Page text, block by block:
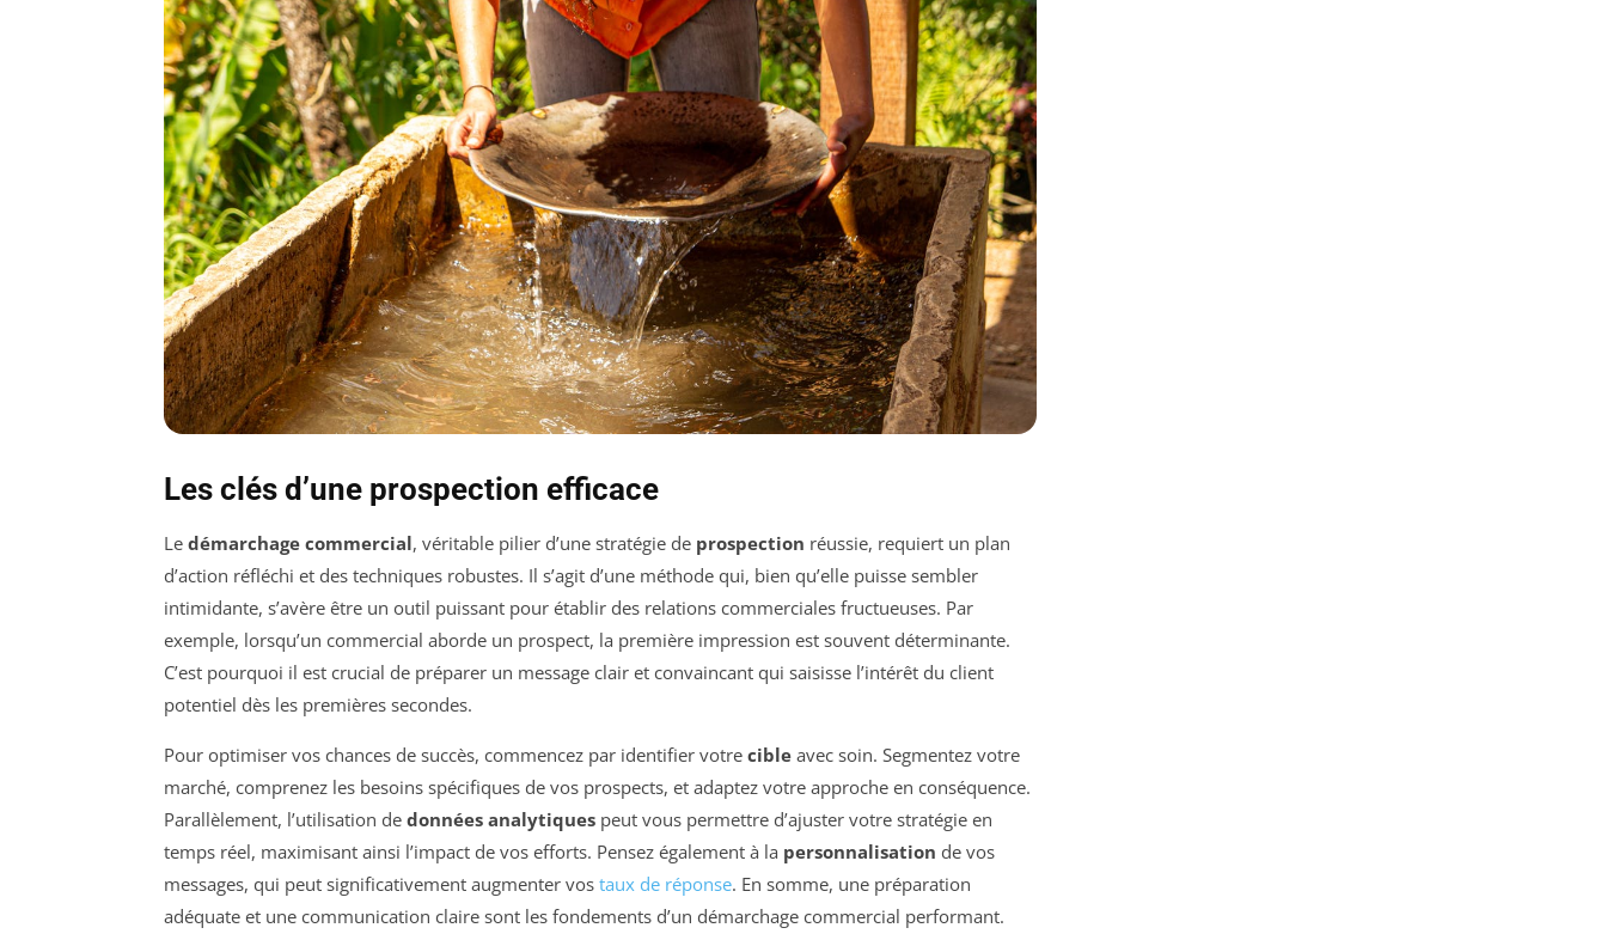
Les clés d’une prospection efficace
Le démarchage commercial, véritable pilier d’une stratégie de prospection réussie, requiert un plan
d’action réfléchi et des techniques robustes. Il s’agit d’une méthode qui, bien qu’elle puisse sembler
intimidante, s’avère être un outil puissant pour établir des relations commerciales fructueuses. Par
exemple, lorsqu’un commercial aborde un prospect, la première impression est souvent déterminante.
C’est pourquoi il est crucial de préparer un message clair et convaincant qui saisisse l’intérêt du client
potentiel dès les premières secondes.
Pour optimiser vos chances de succès, commencez par identifier votre cible avec soin. Segmentez votre
marché, comprenez les besoins spécifiques de vos prospects, et adaptez votre approche en conséquence.
Parallèlement, l’utilisation de données analytiques peut vous permettre d’ajuster votre stratégie en
temps réel, maximisant ainsi l’impact de vos efforts. Pensez également à la personnalisation de vos
messages, qui peut significativement augmenter vos taux de réponse. En somme, une préparation
adéquate et une communication claire sont les fondements d’un démarchage commercial performant.